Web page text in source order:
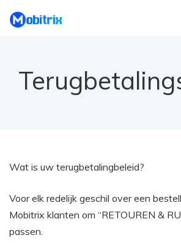
Wat is uw terugbetalingbeleid?
Voor elk redelijk geschil over een
Mobitrix klanten om “RETOUREN &
passen.